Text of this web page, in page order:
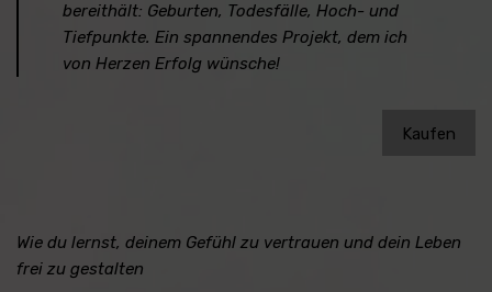
bereithält: Geburten, Todesfälle, Hoch- und
Tiefpunkte. Ein spannendes Projekt, dem ich
von Herzen Erfolg wünsche!
Kaufen
Wie du lernst, deinem Gefühl zu vertrauen und dein Leben
frei zu gestalten